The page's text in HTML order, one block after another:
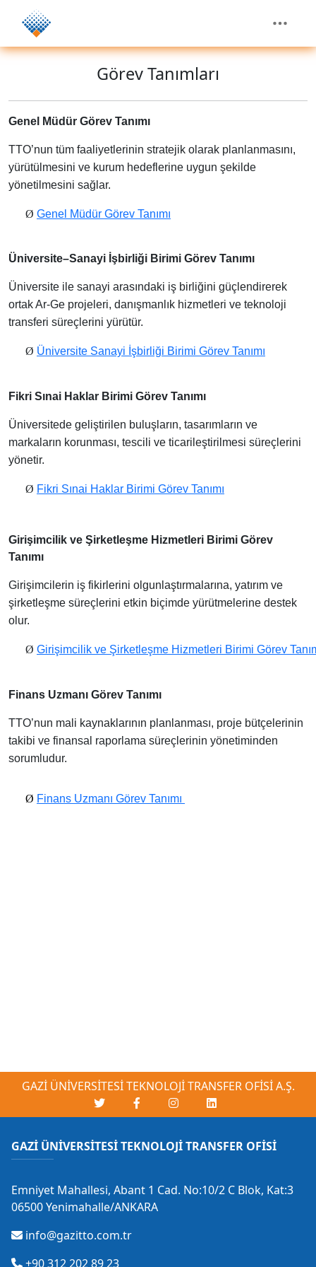
Görev Tanımları
Genel Müdür Görev Tanımı
TTO’nun tüm faaliyetlerinin stratejik olarak planlanmasını,
yürütülmesini ve kurum hedeflerine uygun şekilde
yönetilmesini sağlar.
Ø Genel Müdür Görev Tanımı
Üniversite–Sanayi İşbirliği Birimi Görev Tanımı
Üniversite ile sanayi arasındaki iş birliğini güçlendirerek
ortak Ar-Ge projeleri, danışmanlık hizmetleri ve teknoloji
transferi süreçlerini yürütür.
Ø Üniversite Sanayi İşbirliği Birimi Görev Tanımı
Fikri Sınai Haklar Birimi Görev Tanımı
Üniversitede geliştirilen buluşların, tasarımların ve
markaların korunması, tescili ve ticarileştirilmesi süreçlerini
yönetir.
Ø Fikri Sınai Haklar Birimi Görev Tanımı
Girişimcilik ve Şirketleşme Hizmetleri Birimi Görev
Tanımı
Girişimcilerin iş fikirlerini olgunlaştırmalarına, yatırım ve
şirketleşme süreçlerini etkin biçimde yürütmelerine destek
olur.
Ø Girişimcilik ve Şirketleşme Hizmetleri Birimi Görev
Finans Uzmanı Görev Tanımı
TTO’nun mali kaynaklarının planlanması, proje bütçelerinin
takibi ve finansal raporlama süreçlerinin yönetiminden
sorumludur.
Ø Finans Uzmanı Görev Tanımı
GAZİ ÜNİVERSİTESİ TEKNOLOJİ TRANSFER OFİSİ A.Ş.
GAZİ ÜNİVERSİTESİ TEKNOLOJİ TRANSFER OFİSİ
Emniyet Mahallesi, Abant 1 Cad. No:10/2 C Blok, Kat:3
06500 Yenimahalle/ANKARA
info@gazitto.com.tr
+90 312 202 89 23